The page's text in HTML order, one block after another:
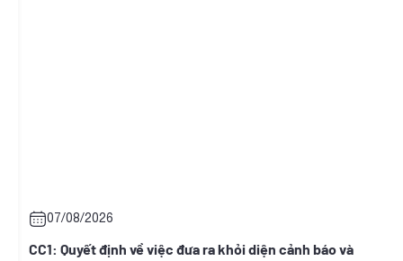
07/08/2026
CC1: Quyết định về việc đưa ra khỏi diện cảnh báo và